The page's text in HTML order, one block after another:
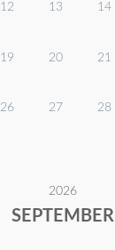
12 13 14
19 20 21
26 27 28
2026
SEPTEMBER